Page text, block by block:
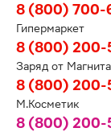
8 (800) 700-
Гипермаркет
8 (800) 200-
Заряд от Магнита
8 (800) 200-
М.Косметик
8 (800) 200-